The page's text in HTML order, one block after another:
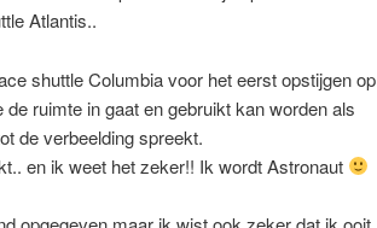
Atlantis..
shuttle Columbia voor het eerst opstijgen op
ruimte in gaat en gebruikt kan worden als
de verbeelding spreekt.
en ik weet het zeker!! Ik wordt Astronaut